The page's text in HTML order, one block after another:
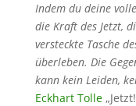
Indem du deine
die Kraft des Jetzt,
versteckte Tasche
überleben. Die
kann kein Leiden,
Eckhart Tolle